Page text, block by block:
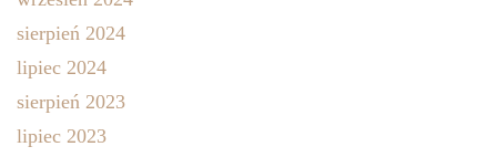
sierpień 2024
lipiec 2024
sierpień 2023
lipiec 2023